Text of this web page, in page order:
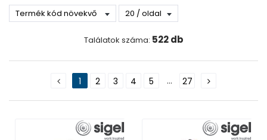
Újdonságok
Kifutó termékek
Q-CONNECT
Hegykialakítás
Találatok száma: 522 db
1 2 3 4 5 ... 27